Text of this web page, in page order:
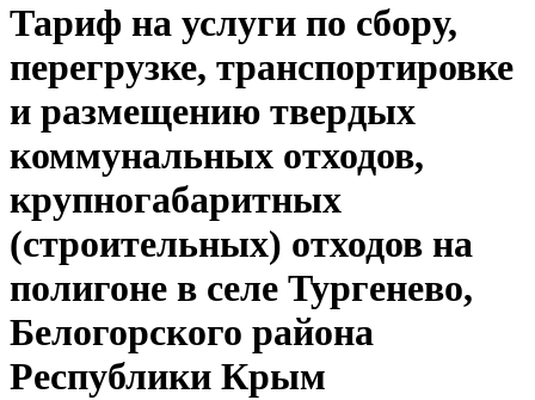
Тариф на услуги по сбору,
перегрузке, транспортировке
и размещению твердых
коммунальных отходов,
крупногабаритных
(строительных) отходов на
полигоне в селе Тургенево,
Белогорского района
Республики Крым